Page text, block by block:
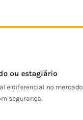
ou estagiário
e diferencial no mercado
segurança.